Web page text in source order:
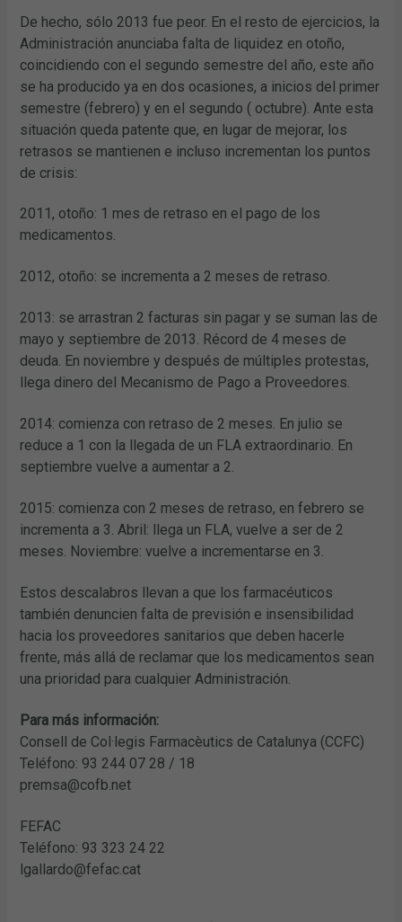
De hecho, sólo 2013 fue peor. En el resto de ejercicios, la
Administración anunciaba falta de liquidez en otoño,
coincidiendo con el segundo semestre del año, este año
se ha producido ya en dos ocasiones, a inicios del primer
semestre (febrero) y en el segundo ( octubre). Ante esta
situación queda patente que, en lugar de mejorar, los
retrasos se mantienen e incluso incrementan los puntos
de crisis:
2011, otoño: 1 mes de retraso en el pago de los
medicamentos.
2012, otoño: se incrementa a 2 meses de retraso.
2013: se arrastran 2 facturas sin pagar y se suman las de
mayo y septiembre de 2013. Récord de 4 meses de
deuda. En noviembre y después de múltiples protestas,
llega dinero del Mecanismo de Pago a Proveedores.
2014: comienza con retraso de 2 meses. En julio se
reduce a 1 con la llegada de un FLA extraordinario. En
septiembre vuelve a aumentar a 2.
2015: comienza con 2 meses de retraso, en febrero se
incrementa a 3. Abril: llega un FLA, vuelve a ser de 2
meses. Noviembre: vuelve a incrementarse en 3.
Estos descalabros llevan a que los farmacéuticos
también denuncien falta de previsión e insensibilidad
hacia los proveedores sanitarios que deben hacerle
frente, más allá de reclamar que los medicamentos sean
una prioridad para cualquier Administración.
Para más información:
Consell de Col·legis Farmacèutics de Catalunya (CCFC)
Teléfono: 93 244 07 28 / 18
premsa@cofb.net
FEFAC
Teléfono: 93 323 24 22
lgallardo@fefac.cat